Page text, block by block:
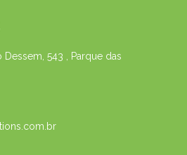
Dessem, 543 , Parque das